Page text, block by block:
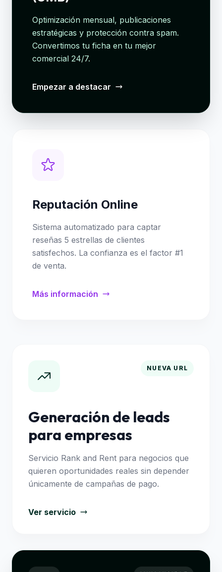
Optimización mensual, publicaciones
estratégicas y protección contra spam.
Convertimos tu ficha en tu mejor
comercial 24/7.
Empezar a destacar
Reputación Online
Sistema automatizado para captar
reseñas 5 estrellas de clientes
satisfechos. La confianza es el factor #1
de venta.
Más información
NUEVA URL
Generación de leads
para empresas
Servicio Rank and Rent para negocios que
quieren oportunidades reales sin depender
únicamente de campañas de pago.
Ver servicio